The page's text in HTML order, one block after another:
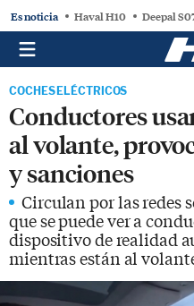
Es noticia Haval H10 Deepal
COCHES ELÉCTRICOS
Conductores
al volante,
y sanciones
Circulan por las redes
que se puede ver a
dispositivo de realidad
mientras están al